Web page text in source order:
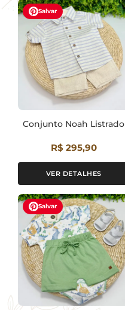
Salvar
Conjunto Noah Listrado
R$ 295,90
VER DETALHES
Salvar